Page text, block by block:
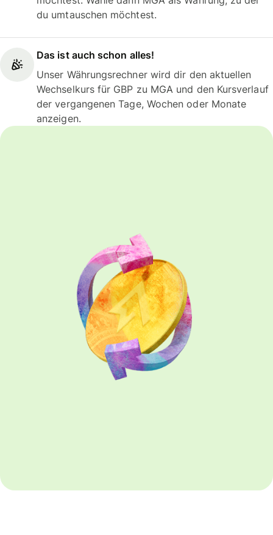
du umtauschen möchtest.
Das ist auch schon alles!
Unser Währungsrechner wird dir den aktuellen
Wechselkurs für GBP zu MGA und den Kursverlauf
der vergangenen Tage, Wochen oder Monate
anzeigen.